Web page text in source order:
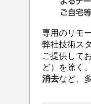
専用のリモ
弊社技術ス
ご提供して
ど）を除く、
消去など、